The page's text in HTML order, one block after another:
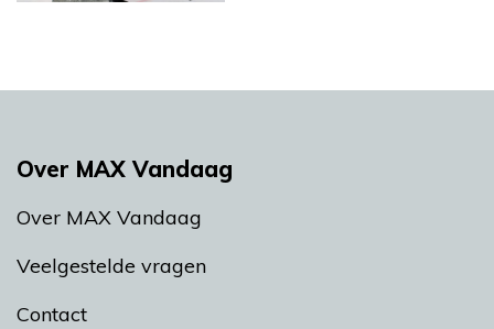
Over MAX Vandaag
Over MAX Vandaag
Veelgestelde vragen
Contact